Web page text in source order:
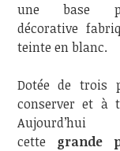
une base
décorative
teinte en blanc.
Dotée de trois
conserver et à
cette grande